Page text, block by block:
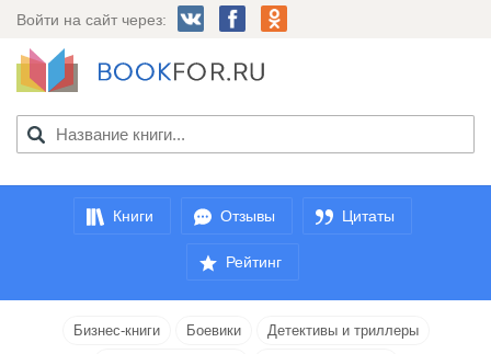
Войти на сайт через:
Книги Отзывы Цитаты
Рейтинг
Бизнес-книги Боевики
Детективы и триллеры